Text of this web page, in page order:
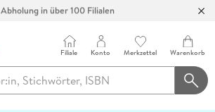
Abholung in über 100 Filialen
Filiale Konto Merkzettel Warenkorb